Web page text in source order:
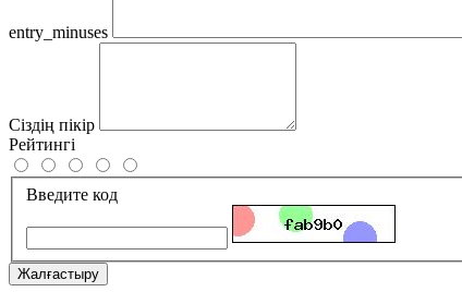
entry_minuses
Сіздің пікір
Рейтингі
Введите код
Жалғастыру